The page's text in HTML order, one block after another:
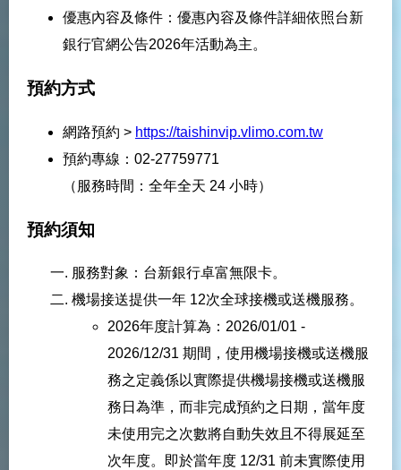
優惠內容及條件：優惠內容及條件詳細依照台新
銀行官網公告2026年活動為主。
預約方式
網路預約 > https://taishinvip.vlimo.com.tw
預約專線：02-27759771
（服務時間：全年全天 24 小時）
預約須知
服務對象：台新銀行卓富無限卡。
機場接送提供一年 12次全球接機或送機服務。
2026年度計算為：2026/01/01 -
2026/12/31 期間，使用機場接機或送機服
務之定義係以實際提供機場接機或送機服
務日為準，而非完成預約之日期，當年度
未使用完之次數將自動失效且不得展延至
次年度。即於當年度 12/31 前未實際使用